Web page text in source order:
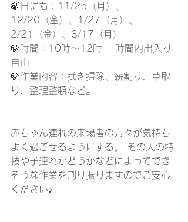
🍃日にち：11/25（月）、
12/20（金）、1/27（月）、
2/21（金）、3/17（月）
🍃時間：10時～12時 　時間内出入り
自由
🍃作業内容：拭き掃除、薪割り、草取
り、整理整頓など。
赤ちゃん連れの来場者の方々が気持ち
よく過ごせるようにする。 その人の特
技や子連れかどうかなどによってでき
そうな作業を割り振りますのでご安心
ください♪